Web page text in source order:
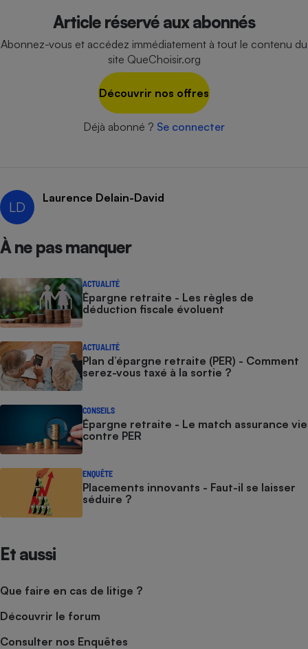
Article réservé aux abonnés
Abonnez-vous et accédez immédiatement à tout le contenu du
site QueChoisir.org
Découvrir nos offres
Déjà abonné ? Se connecter
LD
Laurence Delain-David
À ne pas manquer
ACTUALITÉ
Épargne retraite - Les règles de
déduction fiscale évoluent
ACTUALITÉ
Plan d’épargne retraite (PER) - Comment
serez-vous taxé à la sortie ?
CONSEILS
Épargne retraite - Le match assurance vie
contre PER
ENQUÊTE
Placements innovants - Faut-il se laisser
séduire ?
Et aussi
Que faire en cas de litige ?
Découvrir le forum
Consulter nos Enquêtes
Plaque de cuisson à
induction
Cafetière à expressos
Climatiseur -
Ventilateur